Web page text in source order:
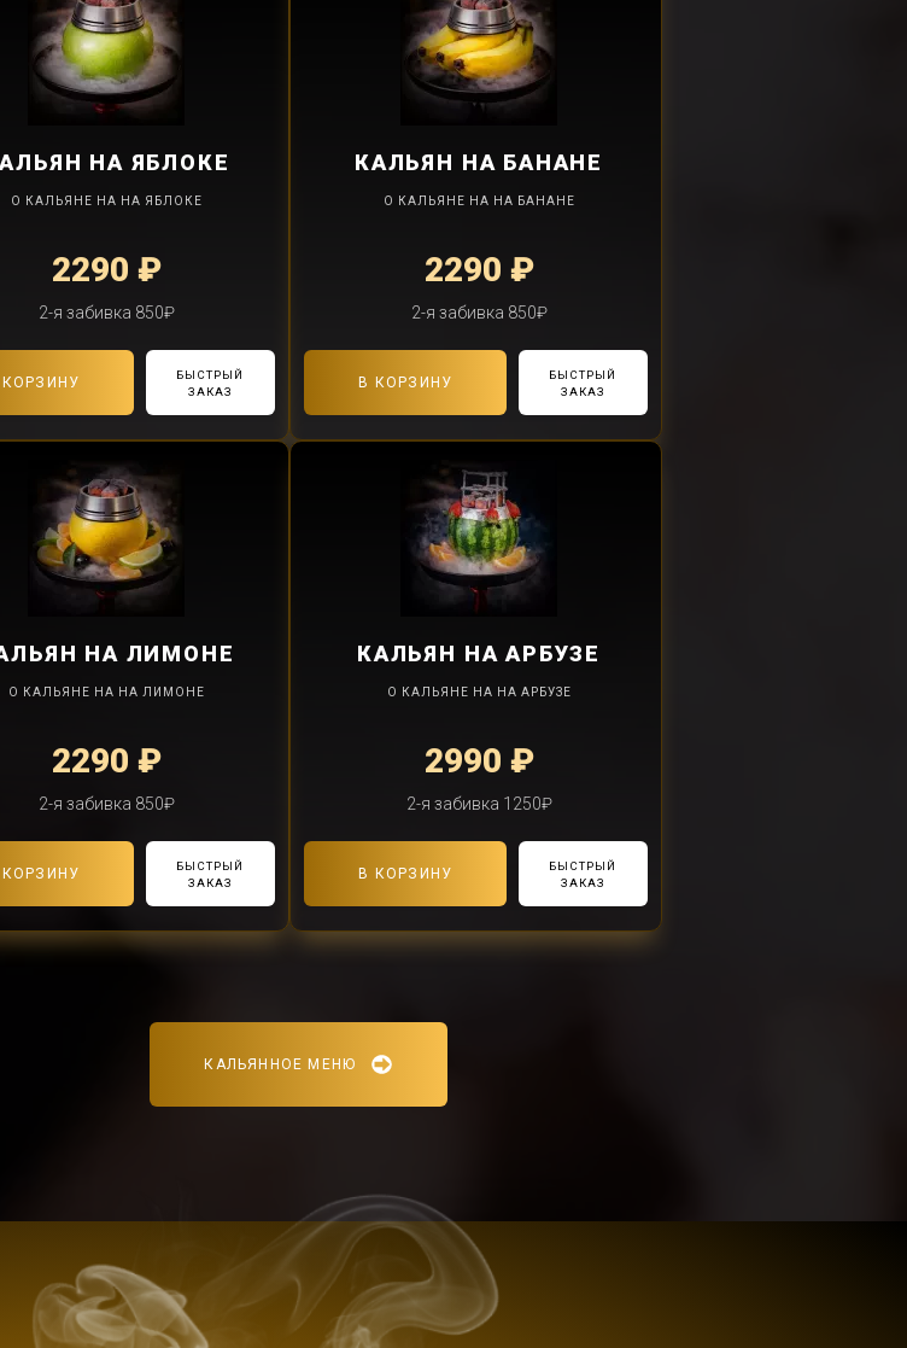
НА ЯБЛОКЕ
О КАЛЬЯНЕ НА НА ЯБЛОКЕ
2290 ₽
2-я забивка 850₽
КОРЗИНУ
БЫСТРЫЙ
ЗАКАЗ
КАЛЬЯН НА БАНАНЕ
О КАЛЬЯНЕ НА НА БАНАНЕ
2290 ₽
2-я забивка 850₽
В КОРЗИНУ
БЫСТРЫЙ
ЗАКАЗ
НА ЛИМОНЕ
О КАЛЬЯНЕ НА НА ЛИМОНЕ
2290 ₽
2-я забивка 850₽
КОРЗИНУ
БЫСТРЫЙ
ЗАКАЗ
КАЛЬЯН НА АРБУЗЕ
О КАЛЬЯНЕ НА НА АРБУЗЕ
2990 ₽
2-я забивка 1250₽
В КОРЗИНУ
БЫСТРЫЙ
ЗАКАЗ
КАЛЬЯННОЕ МЕНЮ